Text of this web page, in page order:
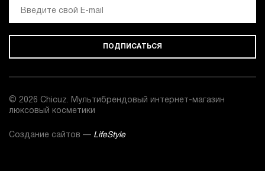
ПОДПИСАТЬСЯ
© 2026 Chicuz. Мультибрендовый интернет-магазин
люксовый косметики
Создание сайтов — LifeStyle